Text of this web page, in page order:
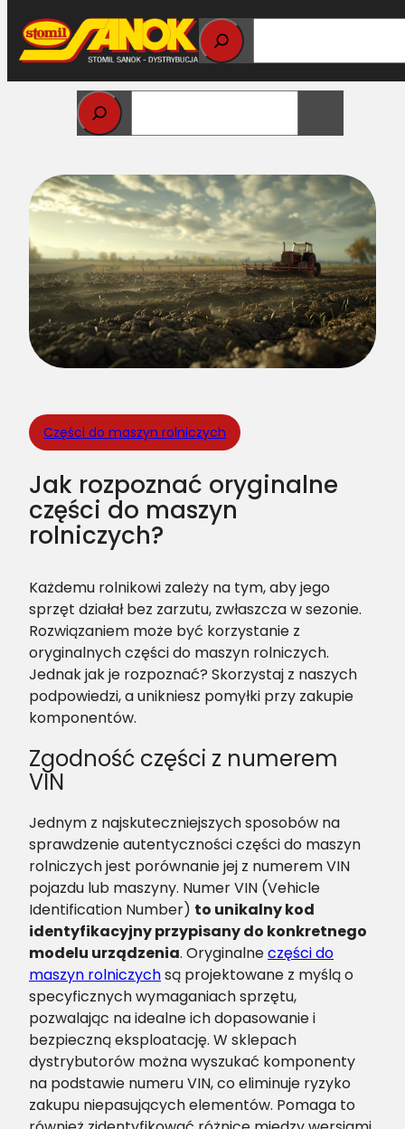
Przejdź
do
treści
Strona główna >
rozpoznać oryginalne części do maszyn rolniczych?
Części do maszyn rolniczych
Jak rozpoznać oryginalne
części do maszyn
rolniczych?
Każdemu rolnikowi zależy na tym, aby jego
sprzęt działał bez zarzutu, zwłaszcza w sezonie.
Rozwiązaniem może być korzystanie z
oryginalnych części do maszyn rolniczych.
Jednak jak je rozpoznać? Skorzystaj z naszych
podpowiedzi, a unikniesz pomyłki przy zakupie
komponentów.
Zgodność części z numerem
VIN
Jednym z najskuteczniejszych sposobów na
sprawdzenie autentyczności części do maszyn
rolniczych jest porównanie jej z numerem VIN
pojazdu lub maszyny. Numer VIN (Vehicle
Identification Number) to unikalny kod
identyfikacyjny przypisany do konkretnego
modelu urządzenia. Oryginalneczęści do
maszyn rolniczychsą projektowane z myślą o
specyficznych wymaganiach sprzętu,
pozwalając na idealne ich dopasowanie i
bezpieczną eksploatację. W sklepach
dystrybutorów można wyszukać komponenty
na podstawie numeru VIN, co eliminuje ryzyko
zakupu niepasujących elementów. Pomaga to